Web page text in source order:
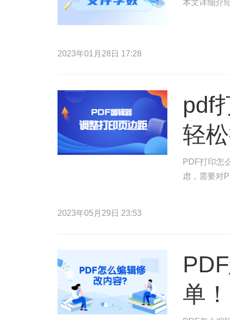
本文详细介
2023年01月28日 17:28
pdf
轻
PDF打印怎
虑，需要对
2023年05月29日 23:53
单！